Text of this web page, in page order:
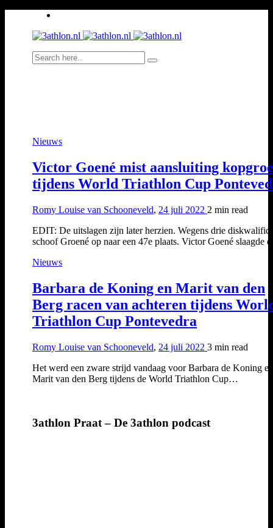
Nieuws
Victor Goené mist aansluiting
tijdens World Triathlon Cup
Romy Louise van Schooneveld, 24 juli 2022 2 min read
EDIT: De uitslagen zijn later herzien. Wegens drie
schoof Groené op naar een 47e plaats. Victor Goené slaagde
Nieuws
Barbara de Koning en Marit van den
Berg racen van achteren tijdens
Triathlon Cup Pontevedra
Romy Louise van Schooneveld, 24 juli 2022 3 min read
Het werd een zware strijd vandaag voor Barbara de Koning en
Marit van den Berg tijdens de World Triathlon Cup…
3athlon Praat – De 3athlon podcast